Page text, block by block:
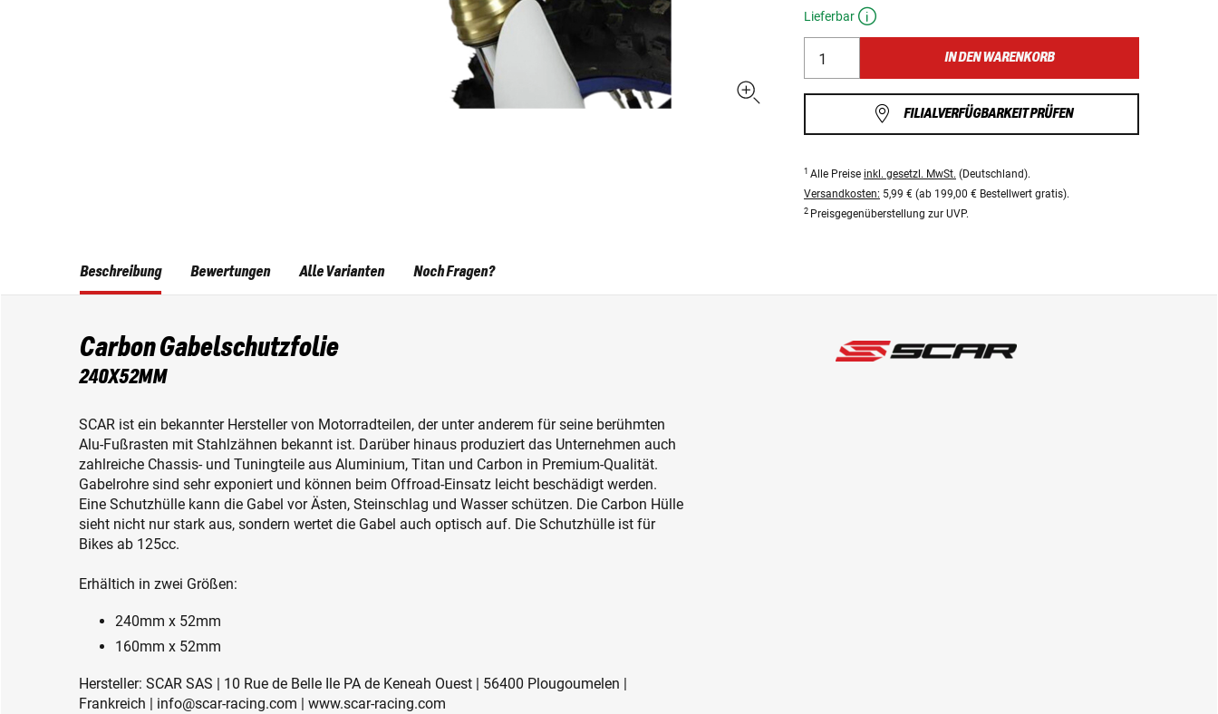
Lieferbar
IN DEN WARENKORB
FILIALVERFÜGBARKEIT PRÜFEN
1 Alle Preise inkl. gesetzl. MwSt. (Deutschland).
Versandkosten: 5,99 € (ab 199,00 € Bestellwert gratis).
2 Preisgegenüberstellung zur UVP.
Beschreibung
Carbon Gabelschutzfolie
240X52MM
SCAR ist ein bekannter Hersteller von Motorradteilen, der unter anderem für seine berühmten
Alu-Fußrasten mit Stahlzähnen bekannt ist. Darüber hinaus produziert das Unternehmen auch
zahlreiche Chassis- und Tuningteile aus Aluminium, Titan und Carbon in Premium-Qualität.
Gabelrohre sind sehr exponiert und können beim Offroad-Einsatz leicht beschädigt werden.
Eine Schutzhülle kann die Gabel vor Ästen, Steinschlag und Wasser schützen. Die Carbon Hülle
sieht nicht nur stark aus, sondern wertet die Gabel auch optisch auf. Die Schutzhülle ist für
Bikes ab 125cc.
Erhältich in zwei Größen:
240mm x 52mm
160mm x 52mm
Hersteller: SCAR SAS | 10 Rue de Belle Ile PA de Keneah Ouest | 56400 Plougoumelen |
Frankreich | info@scar-racing.com | www.scar-racing.com
Bewertungen Alle Varianten Noch Fragen?